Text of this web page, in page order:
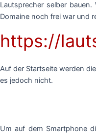
Lautsprecher selber
Domaine noch frei war und
https://
Auf der Startseite werden
es jedoch nicht.
Um auf dem Smartphone